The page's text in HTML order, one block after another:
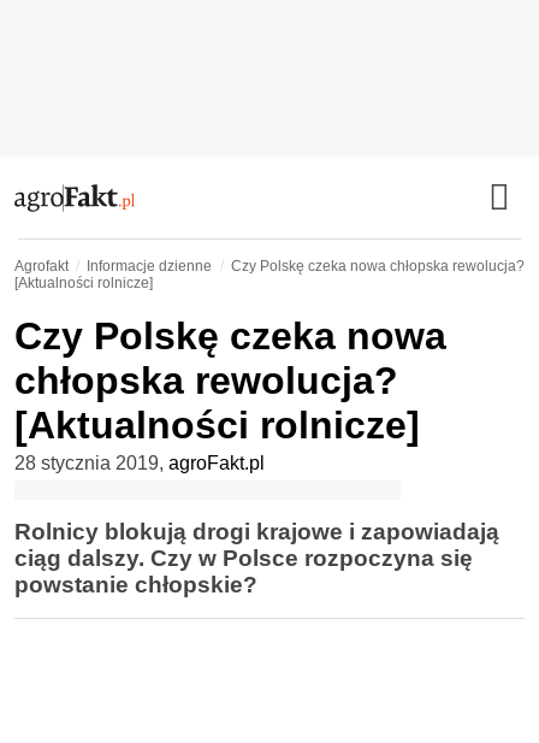
Agrofakt Informacje dzienne
Czy Polskę czeka nowa chłopska rewolucja?
[Aktualności rolnicze]
Czy Polskę czeka nowa
chłopska rewolucja?
[Aktualności rolnicze]
28 stycznia 2019, agroFakt.pl
Rolnicy blokują drogi krajowe i zapowiadają
ciąg dalszy. Czy w Polsce rozpoczyna się
powstanie chłopskie?